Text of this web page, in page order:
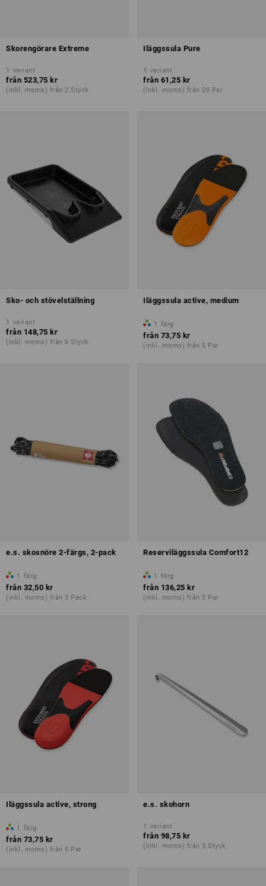
Skorengörare Extreme
1 variant
från 523,75 kr
(inkl. moms) från 2 Styck
Iläggssula Pure
1 variant
från 61,25 kr
(inkl. moms) från 20 Par
Sko- och stövelställning
1 variant
från 148,75 kr
(inkl. moms) från 6 Styck
Iläggssula active, medium
1 färg
från 73,75 kr
(inkl. moms) från 5 Par
e.s. skosnöre 2-färgs, 2-pack
1 färg
från 32,50 kr
(inkl. moms) från 3 Pack
Reserviläggssula Comfort12
1 färg
från 136,25 kr
(inkl. moms) från 5 Par
Iläggssula active, strong
1 färg
från 73,75 kr
(inkl. moms) från 5 Par
e.s. skohorn
1 variant
från 98,75 kr
(inkl. moms) från 5 Styck